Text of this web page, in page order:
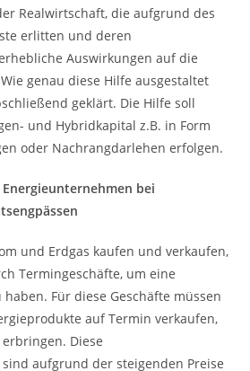
Realwirtschaft, die aufgrund des
erlitten und deren
Auswirkungen auf die
genau diese Hilfe ausgestaltet
geklärt. Die Hilfe soll
und Hybridkapital z.B. in Form
oder Nachrangdarlehen erfolgen.
bei
und Erdgas kaufen und verkaufen,
Termingeschäfte, um eine
Für diese Geschäfte müssen
auf Termin verkaufen,
Diese
aufgrund der steigenden Preise